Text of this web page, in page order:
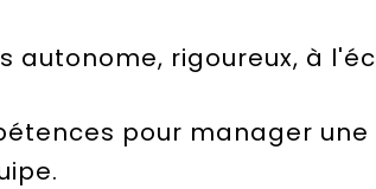
autonome, rigoureux, à
pour manager